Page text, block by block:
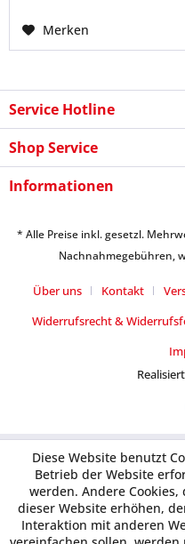
Merken
Service Hotline
Shop Service
Informationen
* Alle Preise inkl. gesetzl.
Nachnahmegebühren,
Über uns Kontakt
Widerrufsrecht &
Diese Website benutzt
Betrieb der Website
werden. Andere
dieser Website erhöhen,
Interaktion mit anderen